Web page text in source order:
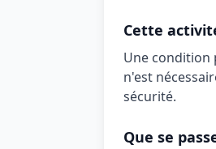
Cette
Une condition
n'est
sécurité.
Que se